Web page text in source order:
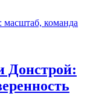
Донстрой: